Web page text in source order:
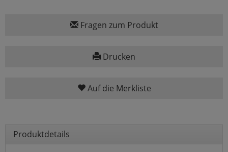
Fragen zum Produkt
Drucken
Auf die Merkliste
Produktdetails